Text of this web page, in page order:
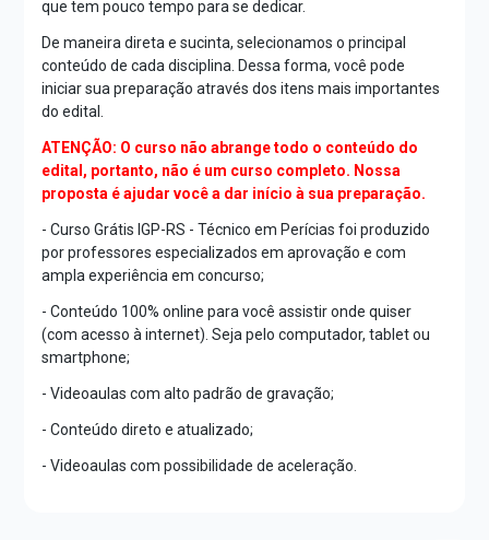
que tem pouco tempo para se dedicar.
De maneira direta e sucinta, selecionamos o principal
conteúdo de cada disciplina. Dessa forma, você pode
iniciar sua preparação através dos itens mais importantes
do edital.
ATENÇÃO: O curso não abrange todo o conteúdo do
edital, portanto, não é um curso completo. Nossa
proposta é ajudar você a dar início à sua preparação.
- Curso Grátis IGP-RS - Técnico em Perícias foi produzido
por professores especializados em aprovação e com
ampla experiência em concurso;
- Conteúdo 100% online para você assistir onde quiser
(com acesso à internet). Seja pelo computador, tablet ou
smartphone;
- Videoaulas com alto padrão de gravação;
- Conteúdo direto e atualizado;
- Videoaulas com possibilidade de aceleração.